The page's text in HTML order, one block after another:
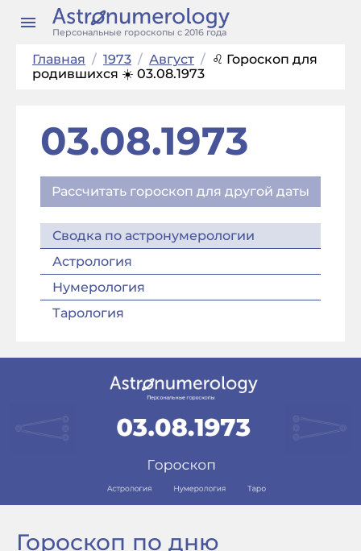
Персональные гороскопы с 2016 года
Главная / 1973 / Август / ♌ Гороскоп для
родившихся ☀️ 03.08.1973
03.08.1973
Рассчитать гороскоп для другой даты
Сводка по астронумерологии
Астрология
Нумерология
Тарология
Гороскоп по дню